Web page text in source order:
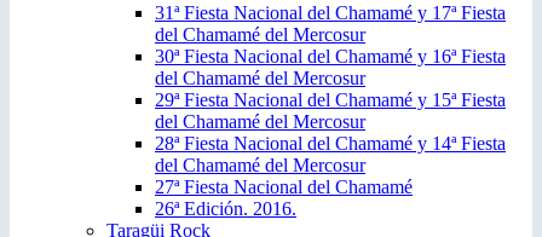
31ª Fiesta Nacional del Chamamé y 17ª Fiesta
del Chamamé del Mercosur
30ª Fiesta Nacional del Chamamé y 16ª Fiesta
del Chamamé del Mercosur
29ª Fiesta Nacional del Chamamé y 15ª Fiesta
del Chamamé del Mercosur
28ª Fiesta Nacional del Chamamé y 14ª Fiesta
del Chamamé del Mercosur
27ª Fiesta Nacional del Chamamé
26ª Edición. 2016.
Taragüi Rock